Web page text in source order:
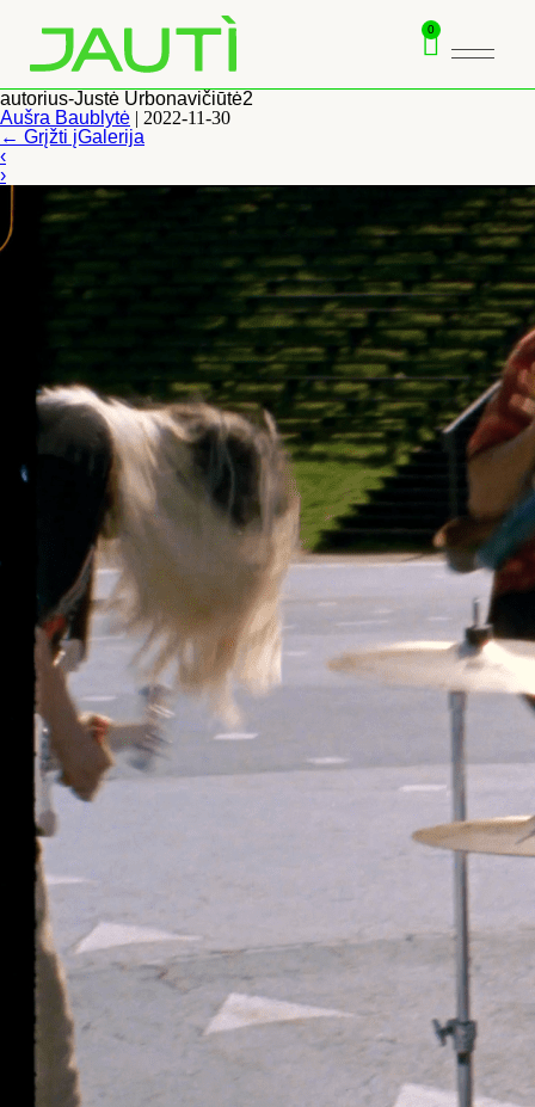
0
autorius-Justė Urbonavičiūtė2
Aušra Baublytė | 2022-11-30
← Grįžti įGalerija
‹
›